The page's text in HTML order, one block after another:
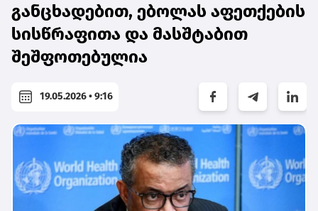
განცხადებით, ებოლას აფეთქების
სისწრაფითა და მასშტაბით
შეშფოთებულია
19.05.2026 • 9:16